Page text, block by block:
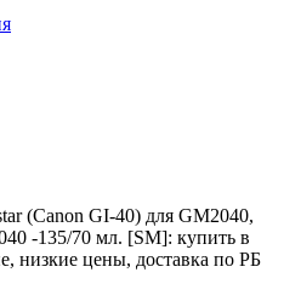
(Canon GI-40) для GM2040,
-135/70 мл. [SM]: купить в
низкие цены, доставка по РБ